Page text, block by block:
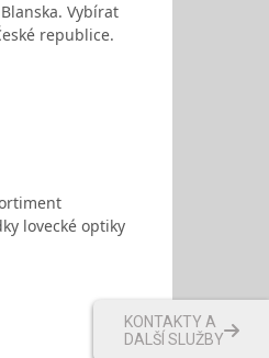
Vybírat
republice.
lovecké optiky
KONTAKTY A
DALŠÍ SLUŽBY